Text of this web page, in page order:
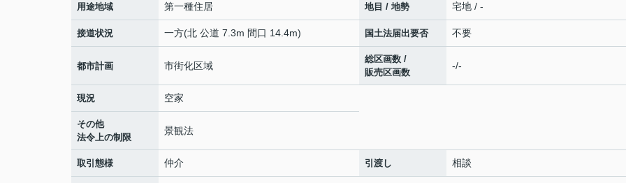
用途地域 第一種住居 地目 / 地勢 宅地 / -
接道状況 一方(北 公道 7.3m 間口 14.4m) 国土法届出要否 不要
都市計画 市街化区域
総区画数 /
販売区画数
-/-
現況 空家
その他
法令上の制限
景観法
取引態様 仲介 引渡し 相談